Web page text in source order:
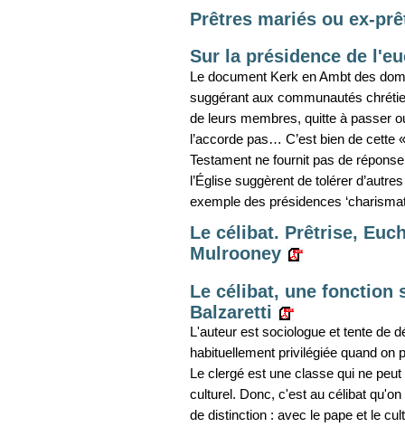
Prêtres mariés ou ex-
Sur la présidence de
Le document Kerk en Ambt des
suggérant aux communautés
de leurs membres, quitte à passer
l’accorde pas… C’est bien de cette
Testament ne fournit pas de
l’Église suggèrent de tolérer
exemple des présidences
Le célibat. Prêtrise,
Mulrooney
Le célibat, une fonction
Balzaretti
L'auteur est sociologue et tente de
habituellement privilégiée quand on
Le clergé est une classe qui ne
culturel. Donc, c'est au célibat
de distinction : avec le pape et le